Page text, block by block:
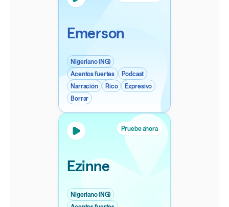
Emerson
Nigeriano (NG)
Acentos fuertes
Podcast
Narración
Rico
Expresivo
Borrar
Pruebe ahora
Ezinne
Nigeriano (NG)